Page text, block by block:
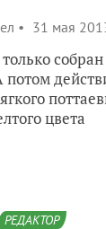
31 мая
собран
цвета
РЕДАКТОР